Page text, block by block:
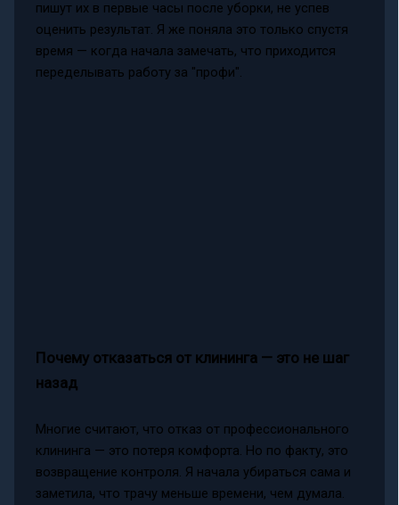
пишут их в первые часы после уборки, не успев
оценить результат. Я же поняла это только спустя
время — когда начала замечать, что приходится
переделывать работу за "профи".
Почему отказаться от клининга — это не шаг
назад
Многие считают, что отказ от профессионального
клининга — это потеря комфорта. Но по факту, это
возвращение контроля. Я начала убираться сама и
заметила, что трачу меньше времени, чем думала.